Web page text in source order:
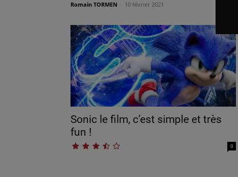
Romain TORMEN 10 février 2021
Sonic le film, c’est simple et très
fun !
0